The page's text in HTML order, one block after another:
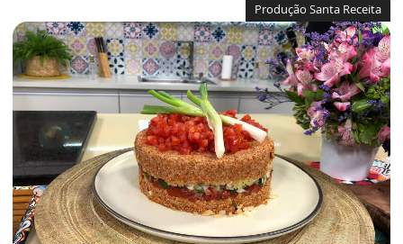
Produção Santa Receita